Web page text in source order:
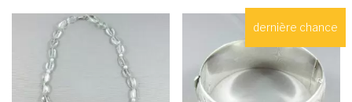
dernière chance